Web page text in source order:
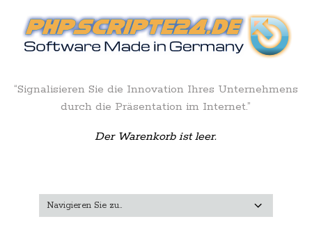
“Signalisieren Sie die Innovation Ihres Unternehmens
durch die Präsentation im Internet.”
Der Warenkorb ist leer.